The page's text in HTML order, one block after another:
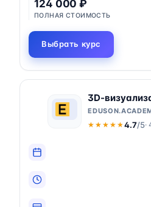
124 000 ₽
ПОЛНАЯ СТОИМОСТЬ
Выбрать курс
3D-
★★★★★
★★★★★4.7/5·